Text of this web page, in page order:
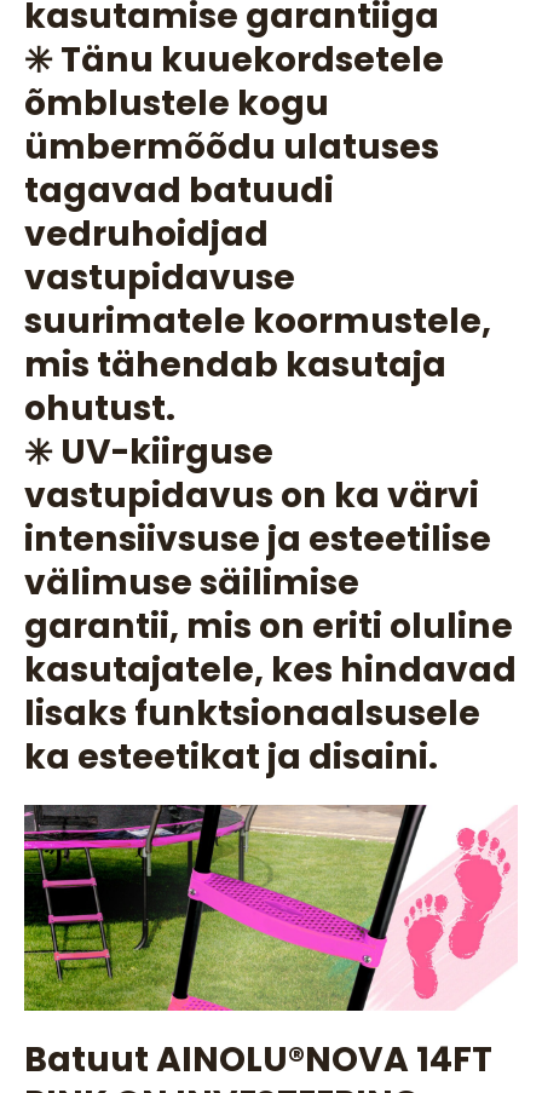
kasutamise garantiiga
✳️ Tänu kuuekordsetele
õmblustele kogu
ümbermõõdu ulatuses
tagavad batuudi
vedruhoidjad
vastupidavuse
suurimatele koormustele,
mis tähendab kasutaja
ohutust.
✳️ UV-kiirguse
vastupidavus on ka värvi
intensiivsuse ja esteetilise
välimuse säilimise
garantii, mis on eriti oluline
kasutajatele, kes hindavad
lisaks funktsionaalsusele
ka esteetikat ja disaini.
Batuut AINOLU®️NOVA 14FT